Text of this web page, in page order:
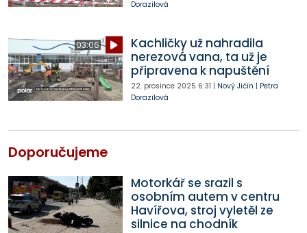
Dorazilová
03:06
Kachličky už nahradila
nerezová vana, ta už je
připravena k napuštění
22. prosince 2025 6:31 | Nový Jičín | Petra
Dorazilová
Doporučujeme
Motorkář se srazil s
osobním autem v centru
Havířova, stroj vyletěl ze
silnice na chodník